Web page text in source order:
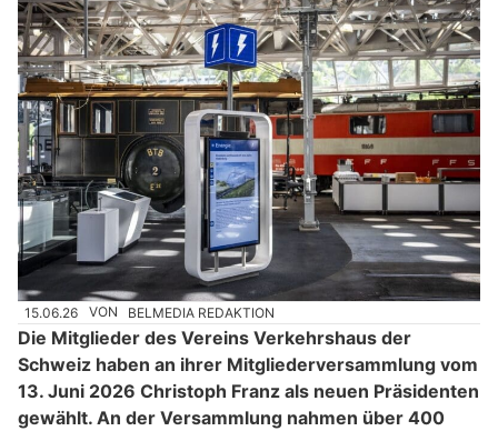
15.06.26 VON BELMEDIA REDAKTION
Die Mitglieder des Vereins Verkehrshaus der
Schweiz haben an ihrer Mitgliederversammlung vom
13. Juni 2026 Christoph Franz als neuen Präsidenten
gewählt. An der Versammlung nahmen über 400